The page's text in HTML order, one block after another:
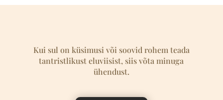
Kui sul on küsimusi või soovid rohem teada
tantristlikust eluviisist, siis võta minuga
ühendust.